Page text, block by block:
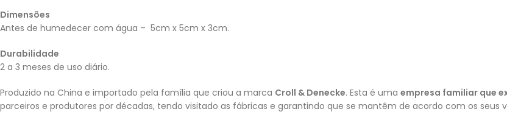
Dimensões
Antes de humedecer com água – 5cm x 5cm x 3cm.
Durabilidade
2 a 3 meses de uso diário.
Produzido na China e importado pela família que criou a marca Croll & Denecke. Esta é uma empresa familiar que
parceiros e produtores por décadas, tendo visitado as fábricas e garantindo que se mantêm de acordo com os seus